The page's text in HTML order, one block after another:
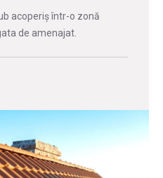
acoperiș într-o zonă
de amenajat.